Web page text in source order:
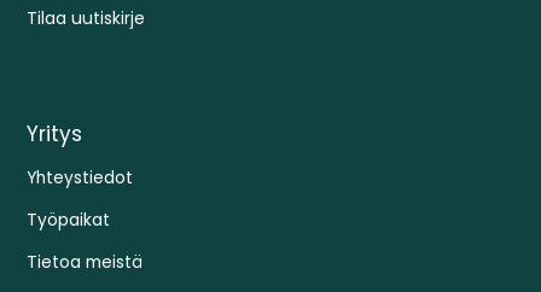
Tilaa uutiskirje
Yritys
Yhteystiedot
Työpaikat
Tietoa meistä